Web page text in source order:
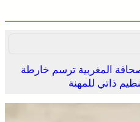
المغربية ترسم خارطة
ذاتي للمهنة